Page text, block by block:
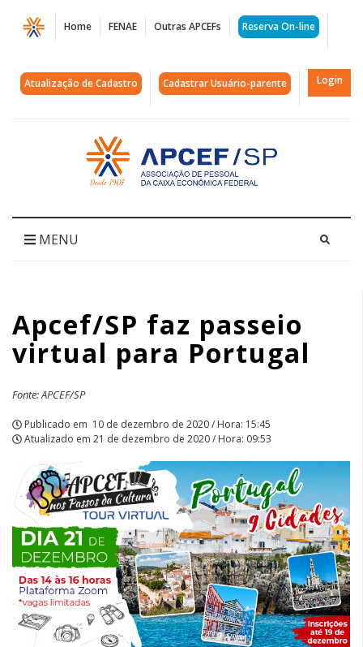
Página
Apcef/SP
faz
Home FENAE Outras APCEFs Reserva On-line
Atualização de Cadastro Cadastrar Usuário-parente Login
Acessar
página
inicial
MENU
Apcef/SP faz passeio
virtual para Portugal
Fonte: APCEF/SP
Publicado em 10 de dezembro de 2020 / Hora: 15:45
Atualizado em 21 de dezembro de 2020 / Hora: 09:53